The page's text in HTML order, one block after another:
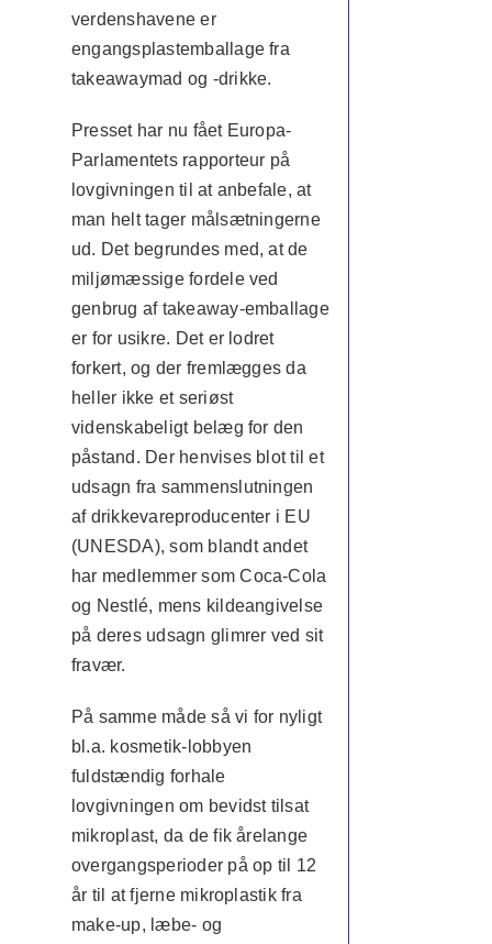
verdenshavene er
engangsplastemballage fra
takeawaymad og -drikke.
Presset har nu fået Europa-
Parlamentets rapporteur på
lovgivningen til at anbefale, at
man helt tager målsætningerne
ud. Det begrundes med, at de
miljømæssige fordele ved
genbrug af takeaway-emballage
er for usikre. Det er lodret
forkert, og der fremlægges da
heller ikke et seriøst
videnskabeligt belæg for den
påstand. Der henvises blot til et
udsagn fra sammenslutningen
af drikkevareproducenter i EU
(UNESDA), som blandt andet
har medlemmer som Coca-Cola
og Nestlé, mens kildeangivelse
på deres udsagn glimrer ved sit
fravær.
På samme måde så vi for nyligt
bl.a. kosmetik-lobbyen
fuldstændig forhale
lovgivningen om bevidst tilsat
mikroplast, da de fik årelange
overgangsperioder på op til 12
år til at fjerne mikroplastik fra
make-up, læbe- og